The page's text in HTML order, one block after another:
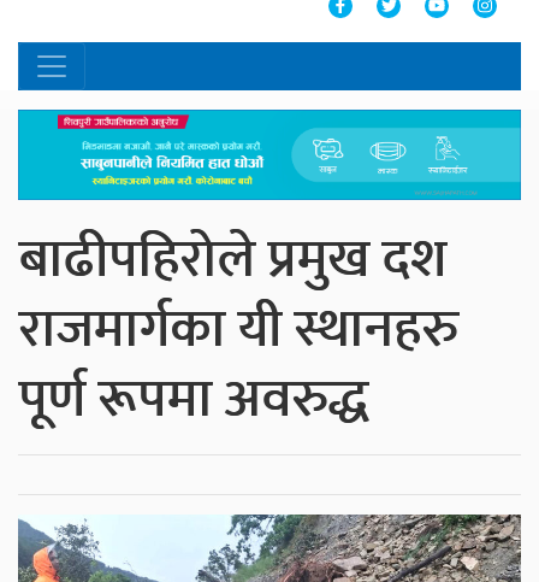
बाढीपहिरोले प्रमुख दश
राजमार्गका यी स्थानहरु
पूर्ण रूपमा अवरुद्ध